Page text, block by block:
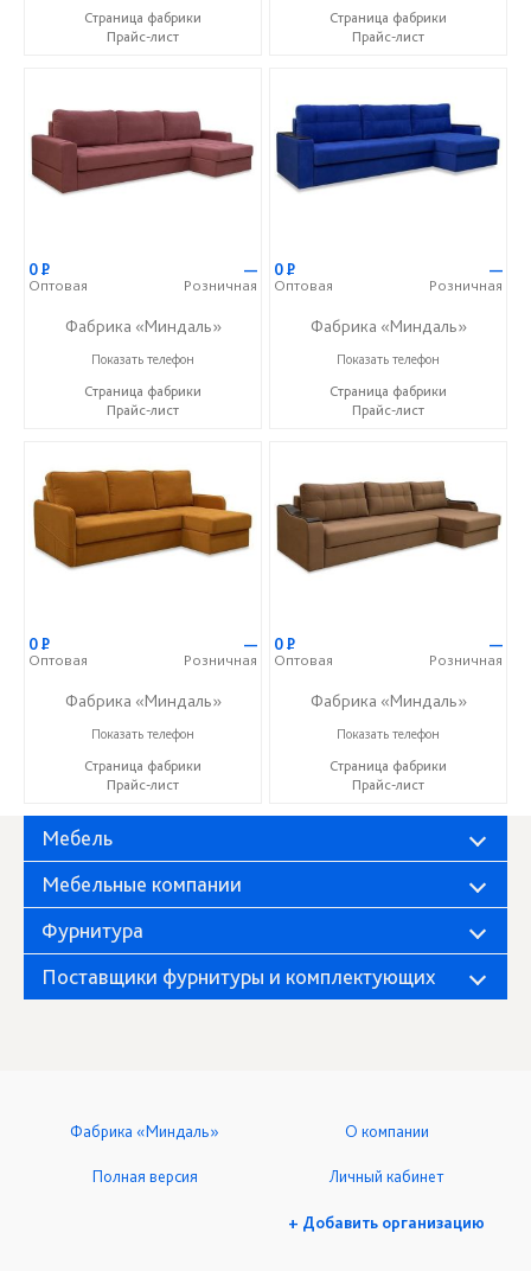
Страница фабрики
Прайс-лист
Страница фабрики
Прайс-лист
0Р
Оптовая
—
Розничная
Фабрика «Миндаль»
+7 (927) 630-62-82
Показать телефон
Страница фабрики
Прайс-лист
0Р
Оптовая
—
Розничная
Фабрика «Миндаль»
+7 (927) 630-62-82
Показать телефон
Страница фабрики
Прайс-лист
0Р
Оптовая
—
Розничная
Фабрика «Миндаль»
+7 (927) 630-62-82
Показать телефон
Страница фабрики
Прайс-лист
0Р
Оптовая
—
Розничная
Фабрика «Миндаль»
+7 (927) 630-62-82
Показать телефон
Страница фабрики
Прайс-лист
Мебель
Мебельные компании
Фурнитура
Поставщики фурнитуры и комплектующих
Фабрика «Миндаль» О компании
Полная версия Личный кабинет
+ Добавить организацию